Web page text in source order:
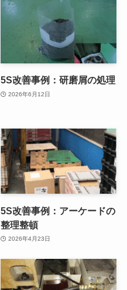
5S改善事例：研磨屑の処理
2026年6月12日
5S改善事例：アーケードの
整理整頓
2026年4月23日